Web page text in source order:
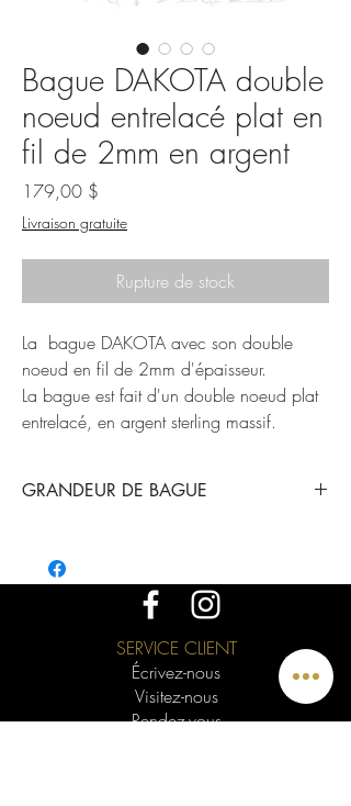
Bague DAKOTA double
noeud entrelacé plat en
fil de 2mm en argent
179,00 $
Livraison gratuite
Rupture de stock
La bague DAKOTA avec son double
noeud en fil de 2mm d'épaisseur.
La bague est fait d'un double noeud plat
entrelacé, en argent sterling massif.
GRANDEUR DE BAGUE
demande; il suffit de le mentionner en note au
moment de placer votre commande.
SERVICE CLIENT
Écrivez-nous
Visitez-nous
Rendez-vous